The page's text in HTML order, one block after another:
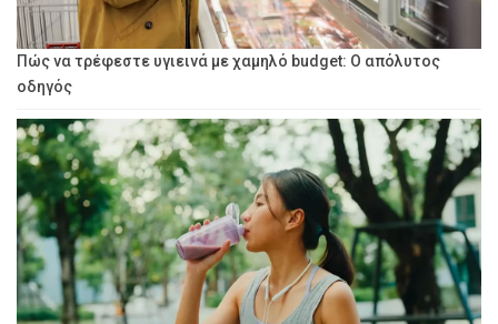
Πώς να τρέφεστε υγιεινά με χαμηλό budget: Ο απόλυτος
οδηγός